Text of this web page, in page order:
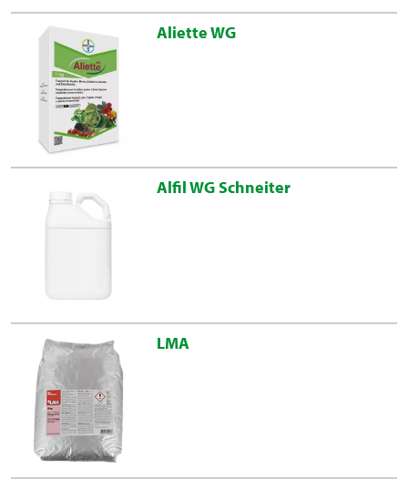
Aliette WG
Alfil WG Schneiter
LMA